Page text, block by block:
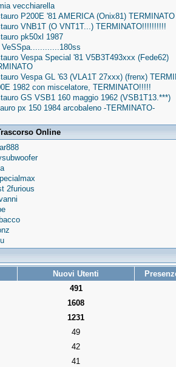
vecchiarella
P200E '81 AMERICA (Onix81) TERMINATO
VNB1T (O VNT1T...) TERMINATO!!!!!!!!!!
pk50xl 1987
VeSSpa............180ss
Vespa Special '81 V5B3T493xxx (Fede62)
Vespa GL '63 (VLA1T 27xxx) (frenx)
1982 con miscelatore, TERMINATO!!!!!
GS VSB1 160 maggio 1962 (VSB1T13.***)
px 150 1984 arcobaleno -TERMINATO-
Online
2furious
Nuovi Utenti
491
1608
1231
49
42
41